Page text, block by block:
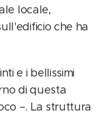
locale,
che ha
e i bellissimi
di questa
–. La struttura